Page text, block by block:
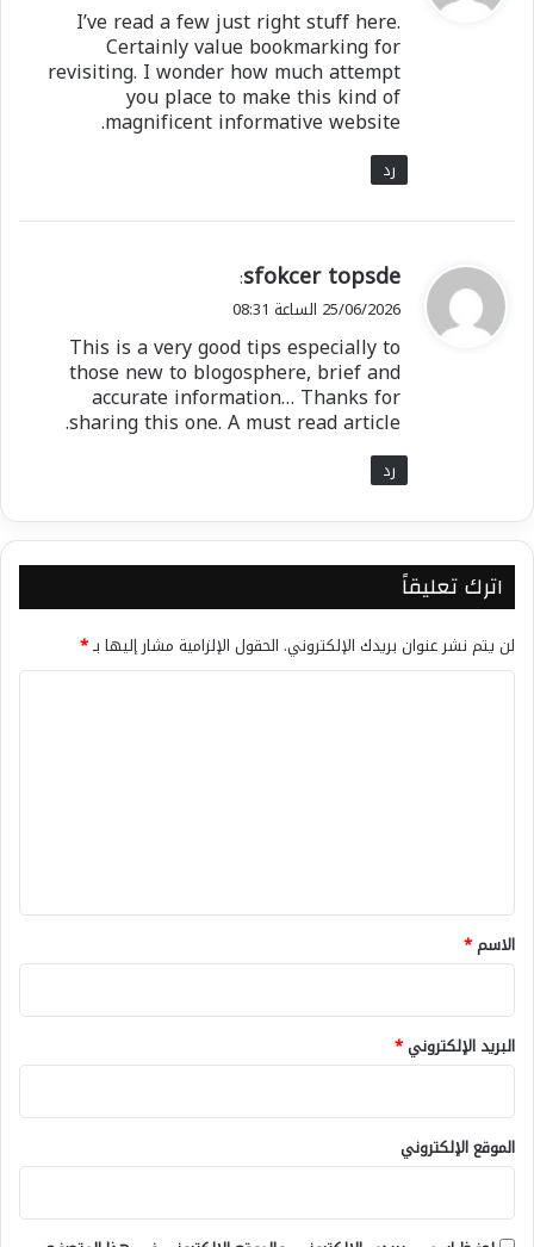
ل
I’ve read a few just right stuff here.
Certainly value bookmarking for
revisiting. I wonder how much attempt
you place to make this kind of
magnificent informative website.
رد
ي
ق
ل
sfokcer topsde
:
25/06/2026 الساعة 08:31
This is a very good tips especially to
those new to blogosphere, brief and
accurate information… Thanks for
sharing this one. A must read article.
رد
اترك تعليقاً
لن يتم نشر عنوان بريدك الإلكتروني. الحقول الإلزامية مشار إليها بـ*
*
الاسم*
البريد الإلكتروني*
الموقع الإلكتروني